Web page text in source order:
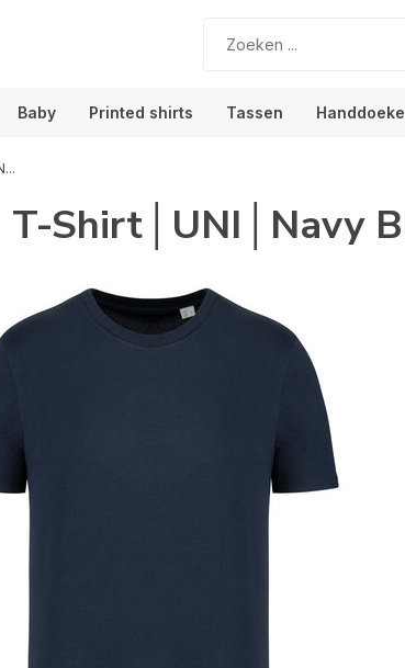
Baby Printed shirts Tassen
T-Shirt│UNI│Navy